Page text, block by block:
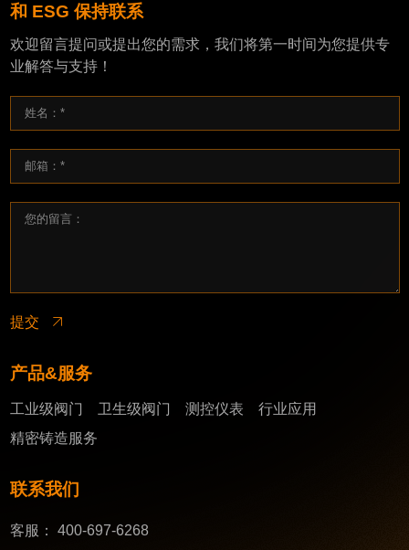
和 ESG 保持联系
欢迎留言提问或提出您的需求，我们将第一时间为您提供专
业解答与支持！
提交
产品&服务
工业级阀门 卫生级阀门 测控仪表
行业应用
精密铸造服务
联系我们
客服：
400-697-6268